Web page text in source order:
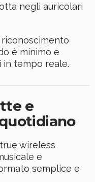
negli auricolari
è minimo e
in tempo reale.
e
wireless
e
semplice e